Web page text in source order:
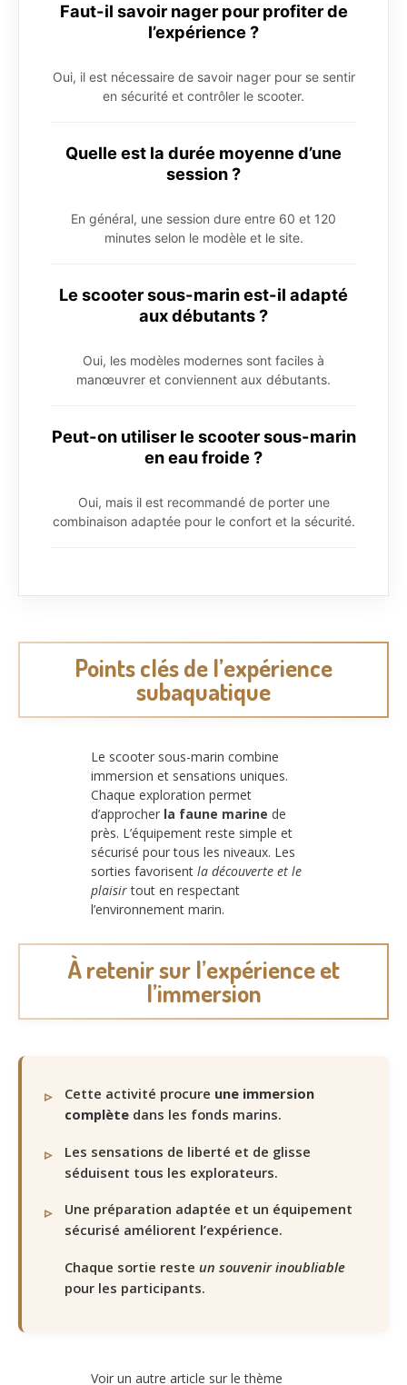
Faut-il savoir nager pour profiter de
l’expérience ?
Oui, il est nécessaire de savoir nager pour se sentir
en sécurité et contrôler le scooter.
Quelle est la durée moyenne d’une
session ?
En général, une session dure entre 60 et 120
minutes selon le modèle et le site.
Le scooter sous-marin est-il adapté
aux débutants ?
Oui, les modèles modernes sont faciles à
manœuvrer et conviennent aux débutants.
Peut-on utiliser le scooter sous-marin
en eau froide ?
Oui, mais il est recommandé de porter une
combinaison adaptée pour le confort et la sécurité.
Points clés de l’expérience
subaquatique
Le scooter sous-marin combine
immersion et sensations uniques.
Chaque exploration permet
d’approcher la faune marine de
près. L’équipement reste simple et
sécurisé pour tous les niveaux. Les
sorties favorisent la découverte et le
plaisirtout en respectant
l’environnement marin.
À retenir sur l’expérience et
l’immersion
Cette activité procure une immersion
complète dans les fonds marins.
Les sensations de liberté et de glisse
séduisent tous les explorateurs.
Une préparation adaptée et un équipement
sécurisé améliorent l’expérience.
Chaque sortie reste un souvenir inoubliable
pour les participants.
Voir un autre article sur le thème